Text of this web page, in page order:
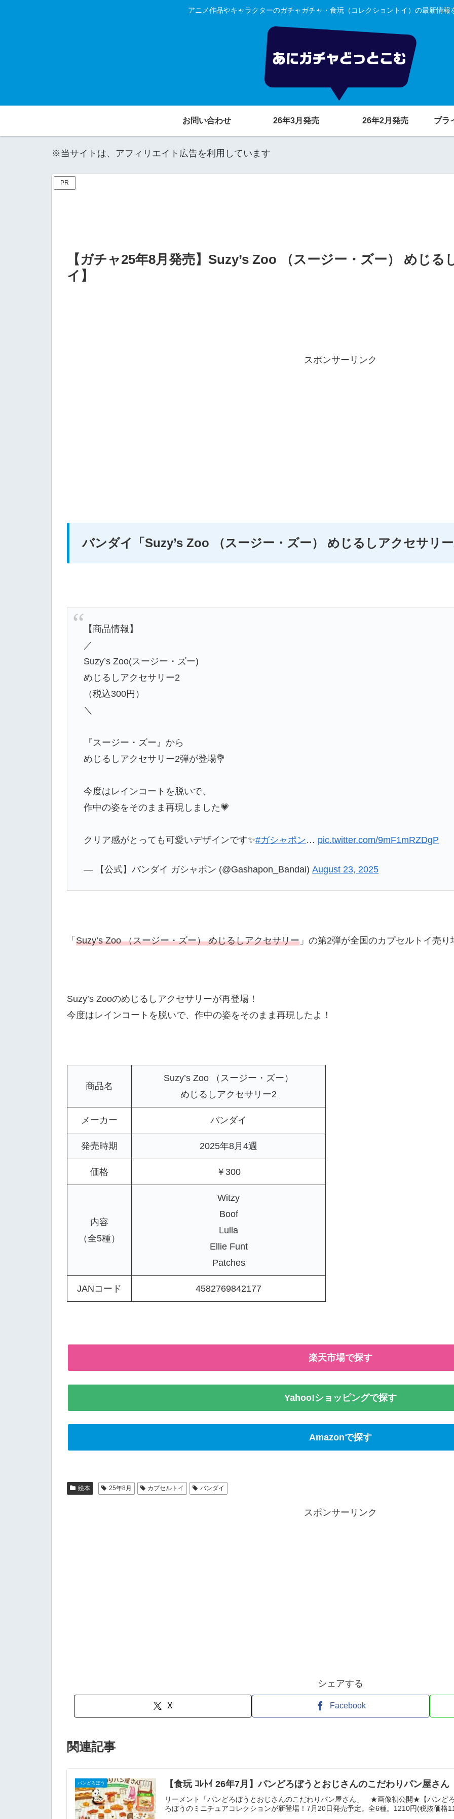
アニメ作品やキャラクターのガチャガチャ・食玩（コレクショントイ）の最新情報
お問い合わせ 26年3月発売 26年2月発売 プラ
※当サイトは、アフィリエイト広告を利用しています
PR
【ガチャ25年8月発売】Suzy’s Zoo （スージー・ズー） めじ
イ】
スポンサーリンク
バンダイ 「Suzy’s Zoo （スージー・ズー） めじるしアクセサリ
【商品情報】
／
Suzy’s Zoo(スージー・ズー)
めじるしアクセサリー2
（税込300円）
＼
『スージー・ズー』から
めじるしアクセサリー2弾が登場💐
今度はレインコートを脱いで、
作中の姿をそのまま再現しました💗
クリア感がとっても可愛いデザインです✨#ガシャポン… pic.twitter.com/9mF1mRZDgP
— 【公式】バンダイ ガシャポン (@Gashapon_Bandai)August 23, 2025
「 Suzy’s Zoo （スージー・ズー） めじるしアクセサリー 」の第2弾が全国のカプセルトイ売
Suzy’s Zooのめじるしアクセサリーが再登場！
今度はレインコートを脱いで、作中の姿をそのまま再現したよ！
商品名
Suzy’s Zoo （スージー・ズー）
めじるしアクセサリー2
メーカー バンダイ
発売時期 2025年8月4週
価格 ￥300
内容
（全5種）
Witzy
Boof
Lulla
Ellie Funt
Patches
JANコード 4582769842177
楽天市場で探す
Yahoo!ショッピングで探す
Amazonで探す
絵本 25年8月 カプセルトイ バンダイ
スポンサーリンク
シェアする
X Facebook
関連記事
パンどろぼう 【食玩 ｺﾚﾄｲ 26年7月】パンどろぼうとおじさんのこだわりパン屋さん
リーメント「パンどろぼうとおじさんのこだわりパン屋さん」 ★画像初公開★【パンど
ろぼうのミニチュアコレクションが新登場！7月20日発売予定。全6種。1210円(税抜価格